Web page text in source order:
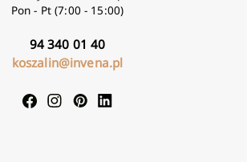
Pon - Pt (7:00 - 15:00)
94 340 01 40
koszalin@invena.pl